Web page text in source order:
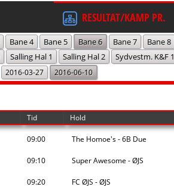
RESULTAT/KAMP PR.
Bane 4 Bane 5 Bane 6 Bane 7 Bane 8
Salling Hal 1 Salling Hal 2 Sydvestm. K&F 1
2016-03-27 2016-06-10
Tid Hold
09:00 The Homoe's - 6B Due
09:10 Super Awesome - ØJS
09:20 FC ØJS - ØJS